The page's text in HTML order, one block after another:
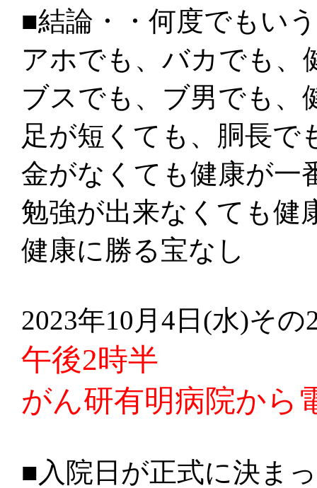
■結論・・何度でもい
アホでも、バカでも、
ブスでも、ブ男でも、
足が短くても、胴長で
金がなくても健康が一
勉強が出来なくても健
健康に勝る宝なし
2023年10月4日(水)その
午後2時半
がん研有明病院から
■入院日が正式に決ま